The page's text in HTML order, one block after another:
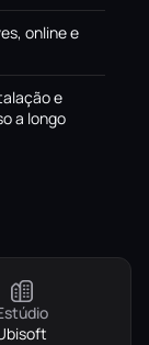
online e
e
a longo